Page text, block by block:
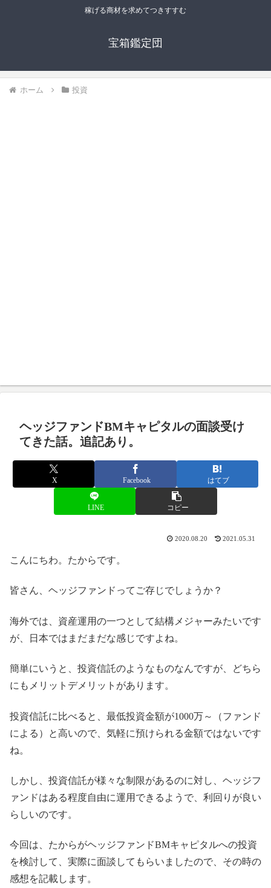
稼げる商材を求めてつきすすむ
宝箱鑑定団
ホーム 投資
ヘッジファンドBMキャピタルの面談受け
てきた話。追記あり。
X Facebook はてブ
LINE コピー
2020.08.20 2021.05.31
こんにちわ。たからです。
皆さん、ヘッジファンドってご存じでしょうか？
海外では、資産運用の一つとして結構メジャーみたいです
が、日本ではまだまだな感じですよね。
簡単にいうと、投資信託のようなものなんですが、どちら
にもメリットデメリットがあります。
投資信託に比べると、最低投資金額が1000万～（ファンド
による）と高いので、気軽に預けられる金額ではないです
ね。
しかし、投資信託が様々な制限があるのに対し、ヘッジフ
ァンドはある程度自由に運用できるようで、利回りが良い
らしいのです。
今回は、たからがヘッジファンドBMキャピタルへの投資
を検討して、実際に面談してもらいましたので、その時の
感想を記載します。